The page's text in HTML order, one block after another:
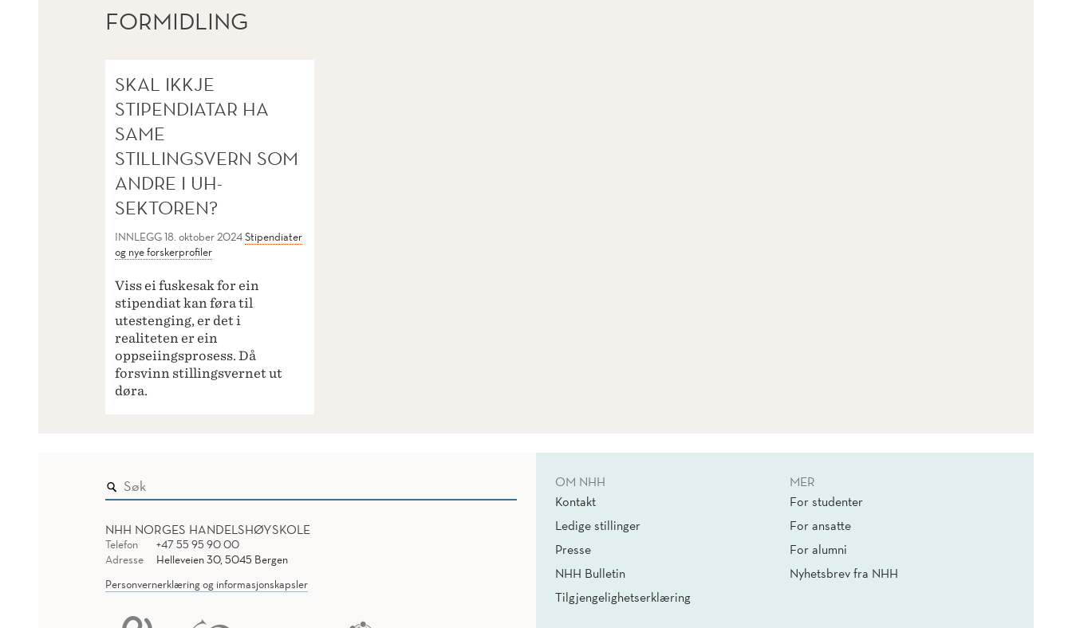
FORMIDLING
SKAL IKKJE
STIPENDIATAR HA
SAME
STILLINGSVERN SOM
ANDRE I UH-
SEKTOREN?
INNLEGG18. oktober 2024Stipendiater
og nye forskerprofiler
Viss ei fuskesak for ein
stipendiat kan føra til
utestenging, er det i
realiteten er ein
oppseiingsprosess. Då
forsvinn stillingsvernet ut
døra.
NHH NORGES HANDELSHØYSKOLE
Telefon
+47 55 95 90 00
Adresse
Helleveien 30, 5045 Bergen
Personvernerklæring og informasjonskapsler
OM NHH
Kontakt
Ledige stillinger
Presse
NHH Bulletin
Tilgjengelighetserklæring
MER
For studenter
For ansatte
For alumni
Nyhetsbrev fra NHH